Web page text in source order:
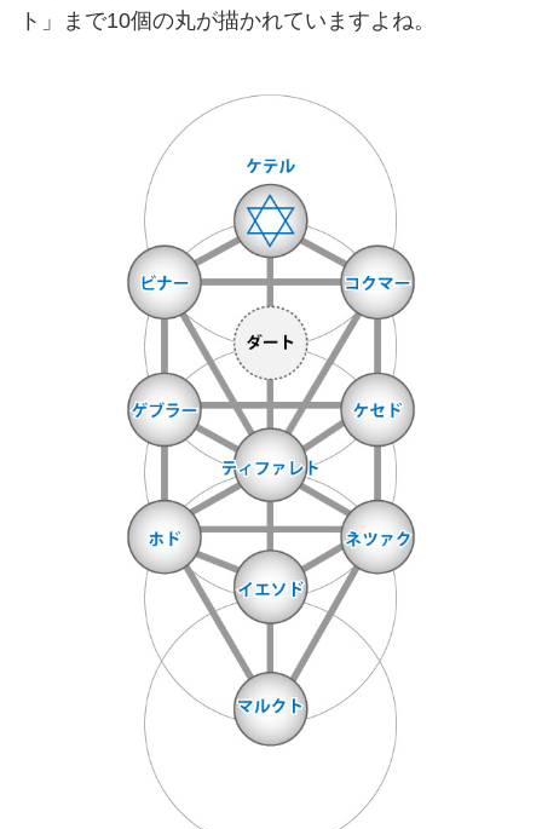
ト」まで10個の丸が描かれていますよね。